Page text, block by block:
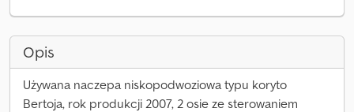
Opis
Używana naczepa niskopodwoziowa typu koryto
Bertoja, rok produkcji 2007, 2 osie ze sterowaniem